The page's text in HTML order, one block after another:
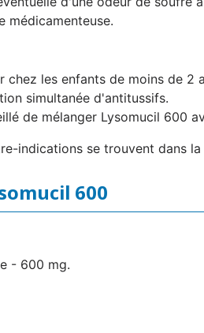
médicamenteuse.
chez les enfants de moins de 2
simultanée d'antitussifs.
de mélanger Lysomucil 600
indications se trouvent dans
600
- 600 mg.